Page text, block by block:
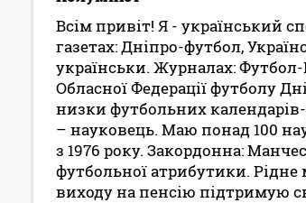
Всім привіт! Я - український
газетах: Дніпро-футбол,
українськи. Журналах:
Обласної Федерації футболу
низки футбольних
– науковець. Маю понад 100
з 1976 року. Закордонна:
футбольної атрибутики.
виходу на пенсію підтримую